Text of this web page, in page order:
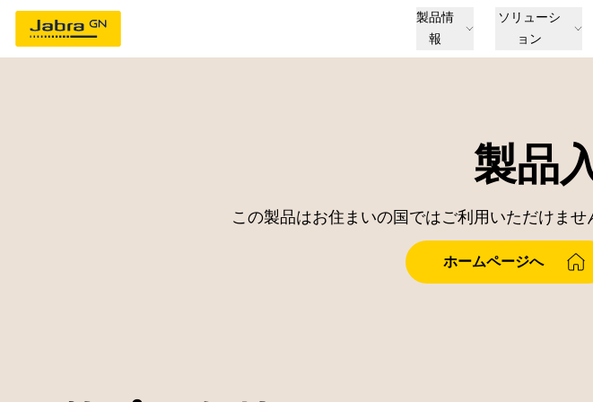
製品情
報
ソリューシ
ョン
製品
この製品はお住まいの国ではご利用いただけま
ホームページへ